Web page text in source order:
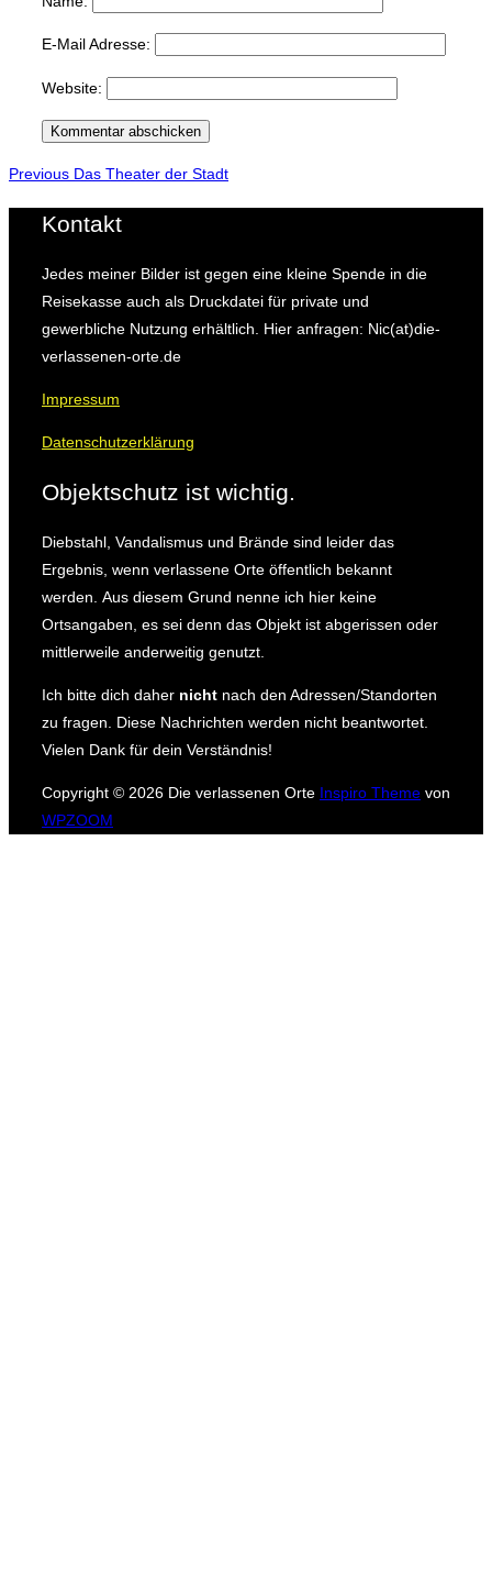
E-Mail Adresse:
Website:
Beitragsnavigation
Previous
Previous Das Theater der Stadt
Kontakt
Jedes meiner Bilder ist gegen eine kleine Spende in die
Reisekasse auch als Druckdatei für private und
gewerbliche Nutzung erhältlich. Hier anfragen: Nic(at)die-
verlassenen-orte.de
Impressum
Datenschutzerklärung
Objektschutz ist wichtig.
Diebstahl, Vandalismus und Brände sind leider das
Ergebnis, wenn verlassene Orte öffentlich bekannt
werden. Aus diesem Grund nenne ich hier keine
Ortsangaben, es sei denn das Objekt ist abgerissen oder
mittlerweile anderweitig genutzt.
Ich bitte dich daher nicht nach den Adressen/Standorten
zu fragen.
Diese Nachrichten werden nicht beantwortet.
Vielen Dank für dein Verständnis!
Copyright © 2026 Die verlassenen Orte Inspiro Theme von
WPZOOM